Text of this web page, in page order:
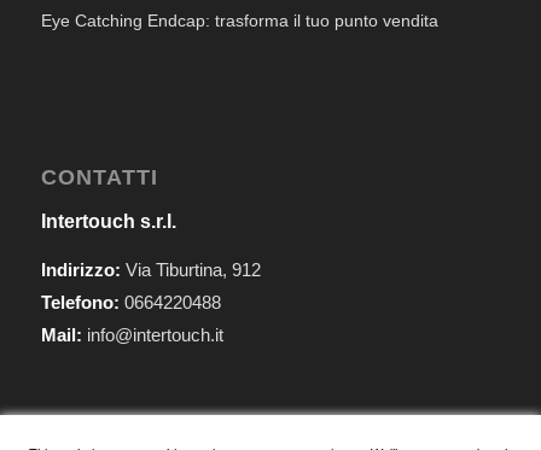
Eye Catching Endcap: trasforma il tuo punto vendita
CONTATTI
Intertouch s.r.l.
Indirizzo: Via Tiburtina, 912
Telefono: 0664220488
Mail: info@intertouch.it